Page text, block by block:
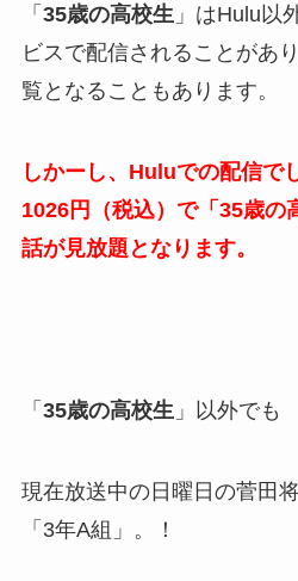
「 35歳の高校生」はHulu以
ビスで配信されることがあ
覧となることもあります。
しかーし、Huluでの配信で
1026円（税込）で「35歳の
話が見放題となります。
「 35歳の高校生 」以外でも
現在放送中の日曜日の菅田
「3年A組」。！